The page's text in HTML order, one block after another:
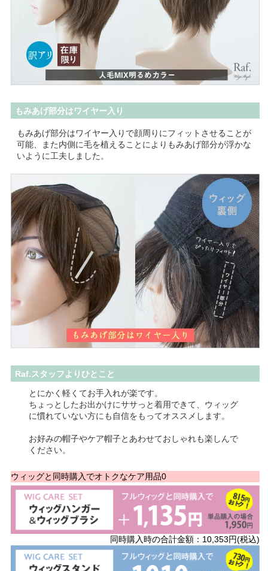
もみあげ部分はワイヤー入り
もみあげ部分はワイヤー入りで顔周りにフィットさせることが
可能、また内側に毛を植えることによりもみあげ部分が浮かな
いように工夫しました。
Raf.スタッフよりひとこと
とにかく軽くてお手入れが楽です。
ちょっとしたお出かけにササっと着用できて、ウィッグ
に慣れていない方にも自信をもってオススメします。
お好みの帽子やケア帽子とあわせておしゃれも楽しんで
ください。
ウィッグと同時購入でオトクなケア用品0
同時購入時の合計金額：10,353円(税込)